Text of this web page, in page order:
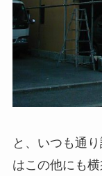
と、いつも通
はこの他にも